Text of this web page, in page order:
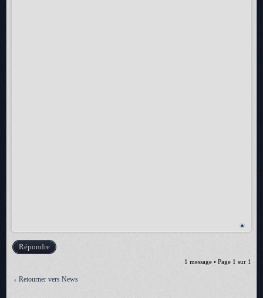
Répondre
1 message • Page 1 sur 1
Retourner vers News